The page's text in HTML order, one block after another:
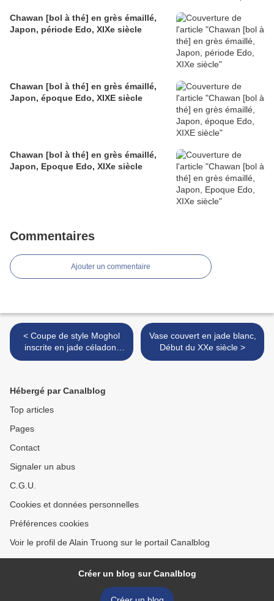
Chawan [bol à thé] en grès émaillé,
Japon, période Edo, XIXe siècle
Chawan [bol à thé] en grès émaillé,
Japon, époque Edo, XIXE siècle
Chawan [bol à thé] en grès émaillé,
Japon, Epoque Edo, XIXe siècle
Commentaires
Ajouter un commentaire
< Coupe de style Moghol
inscrite en jade céladon,
Marque et époque
Vase couvert en jade blanc,
Début du XXe siècle >
Hébergé par Canalblog
Top articles
Pages
Contact
Signaler un abus
C.G.U.
Cookies et données personnelles
Préférences cookies
Voir le profil de Alain Truong sur le portail Canalblog
Créer un blog sur Canalblog